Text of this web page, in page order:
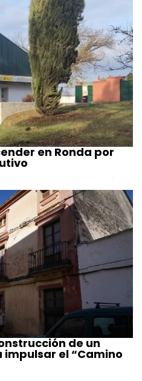
en Ronda por
de un
el “Camino